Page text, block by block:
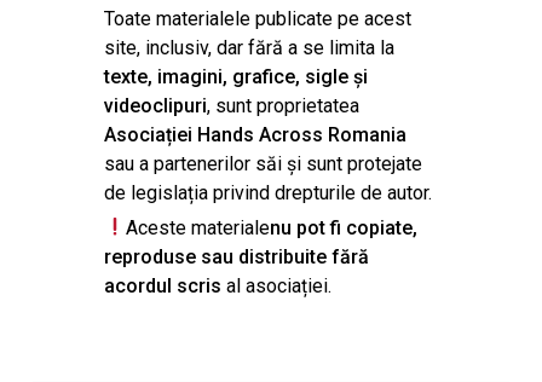
Toate materialele publicate pe acest
site, inclusiv, dar fără a se limita la
texte, imagini, grafice, sigle și
videoclipuri, sunt proprietatea
Asociației Hands Across Romania
sau a partenerilor săi și sunt protejate
de legislația privind drepturile de autor.
Aceste materialenu pot fi copiate,
reproduse sau distribuite fără
acordul scris al asociației.